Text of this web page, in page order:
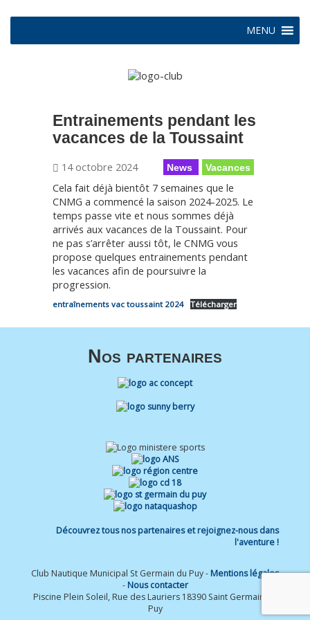
MENU
Entrainements pendant les
vacances de la Toussaint
14 octobre 2024 News Vacances
Cela fait déjà bientôt 7 semaines que le
CNMG a commencé la saison 2024-2025. Le
temps passe vite et nous sommes déjà
arrivés aux vacances de la Toussaint. Pour
ne pas s’arrêter aussi tôt, le CNMG vous
propose quelques entrainements pendant
les vacances afin de poursuivre la
progression.
entraînements vac toussaint 2024 Télécharger
Nos partenaires
Découvrez tous nos partenaires et rejoignez-nous dans
l'aventure !
Club Nautique Municipal St Germain du Puy - Mentions légales
- Nous contacter
Piscine Plein Soleil, Rue des Lauriers 18390 Saint Germain du
Puy